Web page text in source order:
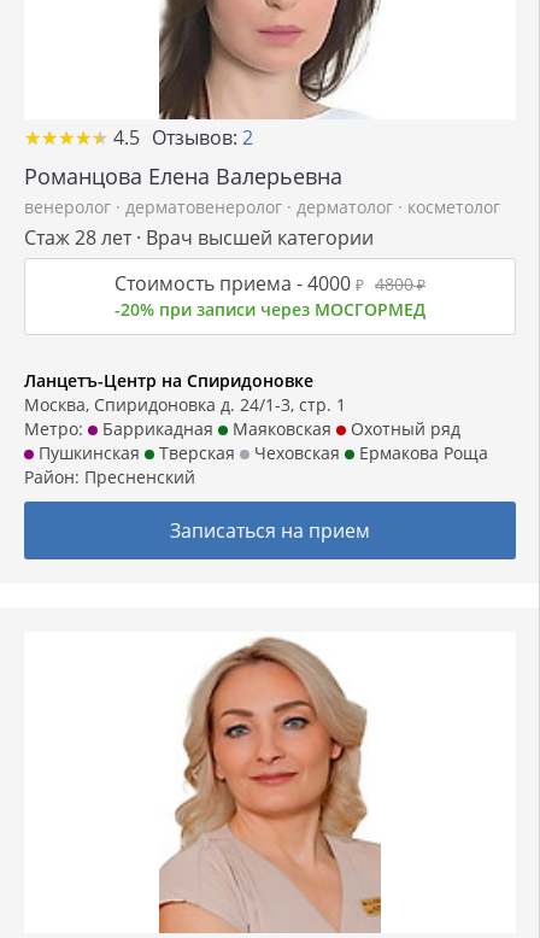
★★★★★
★★★★★ 4.5 Отзывов: 2
Романцова Елена Валерьевна
венеролог · дерматовенеролог · дерматолог · косметолог
Стаж 28 лет · Врач высшей категории
Стоимость приема -4000 ₽ 4800₽
-20% при записи через МОСГОРМЕД
Ланцетъ-Центр на Спиридоновке
Москва, Спиридоновка д. 24/1-3, стр. 1
Метро:
Баррикадная Маяковская
Охотный ряд
Пушкинская
Тверская Чеховская
Ермакова Роща
Район: Пресненский
Записаться на прием